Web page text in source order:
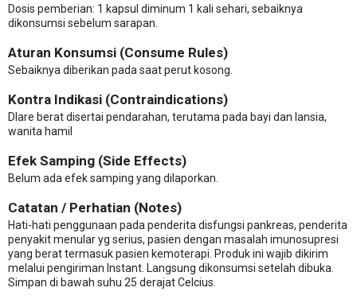
Dosis pemberian: 1 kapsul diminum 1 kali sehari, sebaiknya
dikonsumsi sebelum sarapan.
Aturan Konsumsi (Consume Rules)
Sebaiknya diberikan pada saat perut kosong.
Kontra Indikasi (Contraindications)
DIare berat disertai pendarahan, terutama pada bayi dan lansia,
wanita hamil
Efek Samping (Side Effects)
Belum ada efek samping yang dilaporkan.
Catatan / Perhatian (Notes)
Hati-hati penggunaan pada penderita disfungsi pankreas, penderita
penyakit menular yg serius, pasien dengan masalah imunosupresi
yang berat termasuk pasien kemoterapi. Produk ini wajib dikirim
melalui pengiriman Instant. Langsung dikonsumsi setelah dibuka.
Simpan di bawah suhu 25 derajat Celcius.